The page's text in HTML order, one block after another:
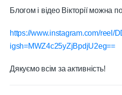
Блогом і відео Вікторії можна
https://www.instagram.com/reel/
igsh=MWZ4c25yZjBpdjU2eg==
Дякуємо всім за активність!